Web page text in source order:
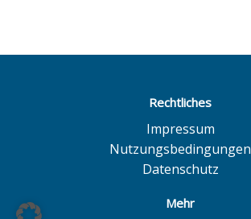
Rechtliches
Impressum
Nutzungsbedingungen
Datenschutz
Mehr